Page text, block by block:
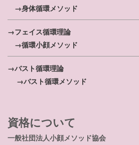
→身体循環メソッド
→フェイス循環理論
→循環小顔メソッド
→バスト循環理論
→バスト循環メソッド
資格について
一般社団法人小顔メソッド協会